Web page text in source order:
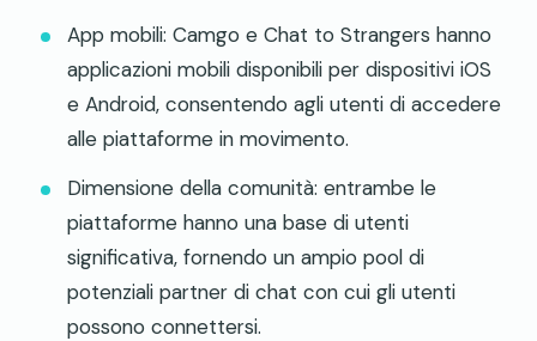
App mobili: Camgo e Chat to Strangers hanno
applicazioni mobili disponibili per dispositivi iOS
e Android, consentendo agli utenti di accedere
alle piattaforme in movimento.
Dimensione della comunità: entrambe le
piattaforme hanno una base di utenti
significativa, fornendo un ampio pool di
potenziali partner di chat con cui gli utenti
possono connettersi.